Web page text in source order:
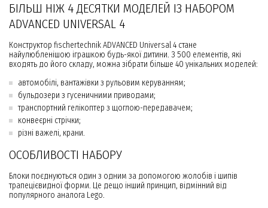
БІЛЬШ НІЖ 4 ДЕСЯТКИ МОДЕЛЕЙ ІЗ НАБОРОМ
ADVANCED UNIVERSAL 4
Конструктор fisсhertechnik ADVANCED Universal 4 стане
найулюбленішою іграшкою будь-якої дитини. З 500 елементів, які
входять до його складу, можна зібрати більше 40 унікальних моделей:
автомобілі, вантажівки з рульовим керуванням;
бульдозери з гусеничними приводами;
транспортний гелікоптер з щоглою-передавачем;
конвеєрні стрічки;
різні важелі, крани.
ОСОБЛИВОСТІ НАБОРУ
Блоки поєднуються один з одним за допомогою жолобів і шипів
трапецієвидної форми. Це дещо інший принцип, відмінний від
популярного аналога Lego.